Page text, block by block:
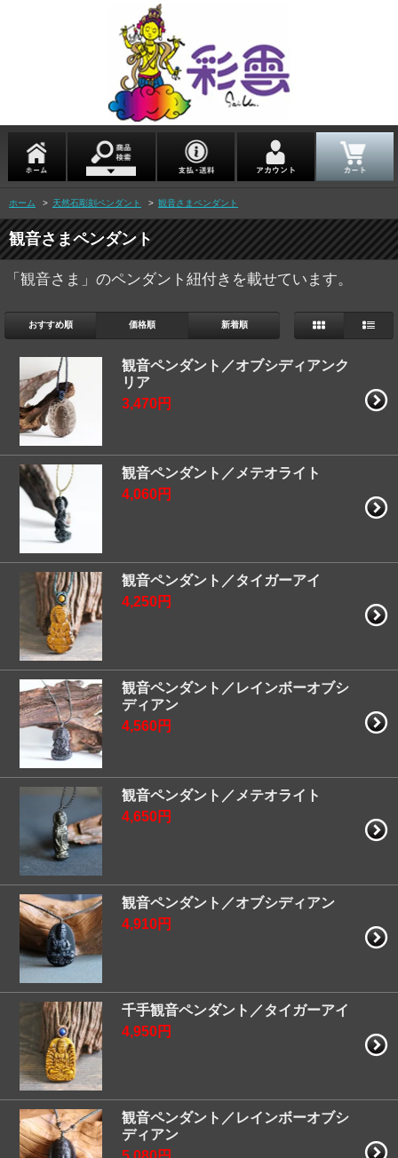
ホーム > 天然石彫刻ペンダント > 観音さまペンダント
観音さまペンダント
「観音さま」のペンダント紐付きを載せています。
おすすめ順 価格順 新着順
観音ペンダント／オブシディアンク
リア
3,470円
観音ペンダント／メテオライト
4,060円
観音ペンダント／タイガーアイ
4,250円
観音ペンダント／レインボーオブシ
ディアン
4,560円
観音ペンダント／メテオライト
4,650円
観音ペンダント／オブシディアン
4,910円
千手観音ペンダント／タイガーアイ
4,950円
観音ペンダント／レインボーオブシ
ディアン